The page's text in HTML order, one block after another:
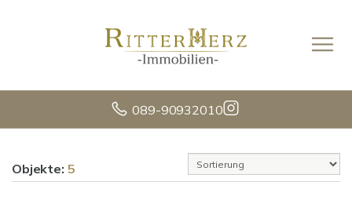
089-90932010
Objekte: 5